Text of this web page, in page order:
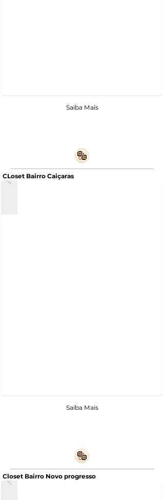
Saiba Mais
CLoset Bairro Caiçaras
Saiba Mais
Closet Bairro Novo progresso